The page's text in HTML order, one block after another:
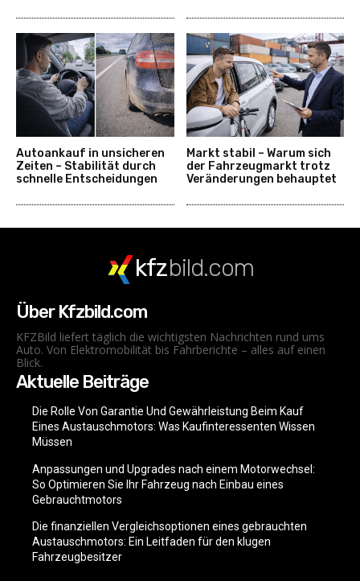
Autoankauf in unsicheren
Zeiten – Stabilität durch
schnelle Entscheidungen
Markt stabil – Warum sich
der Fahrzeugmarkt trotz
Veränderungen behauptet
kfzbild.com
Über Kfzbild.com
KFZBild liefert täglich die wichtigsten Nachrichten rund ums
Auto. Von Elektromobilität bis Fahrberichte – alles auf einen
Blick.
Aktuelle Beiträge
Die Rolle Von Garantie Und Gewährleistung Beim Kauf
Eines Austauschmotors: Was Kaufinteressenten Wissen
Müssen
Anpassungen und Upgrades nach einem Motorwechsel:
So Optimieren Sie Ihr Fahrzeug nach Einbau eines
Gebrauchtmotors
Die finanziellen Vergleichsoptionen eines gebrauchten
Austauschmotors: Ein Leitfaden für den klugen
Fahrzeugbesitzer